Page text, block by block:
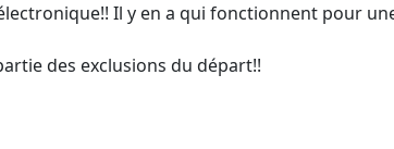
Il y en a qui fonctionnent pour
des exclusions du départ!!